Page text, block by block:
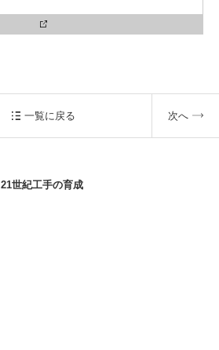
一覧に戻る 次へ
21世紀工手の育成